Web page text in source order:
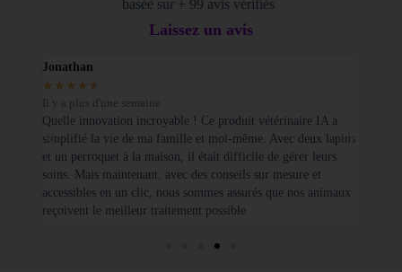
basée sur + 99 avis vérifiés
Laissez un avis
Jonathan
★ ★ ★ ★ ★
Il y a plus d'une semaine
Quelle innovation incroyable ! Ce produit vétérinaire IA a
simplifié la vie de ma famille et moi-même. Avec deux lapins
et un perroquet à la maison, il était difficile de gérer leurs
soins. Mais maintenant, avec des conseils sur mesure et
accessibles en un clic, nous sommes assurés que nos animaux
reçoivent le meilleur traitement possible